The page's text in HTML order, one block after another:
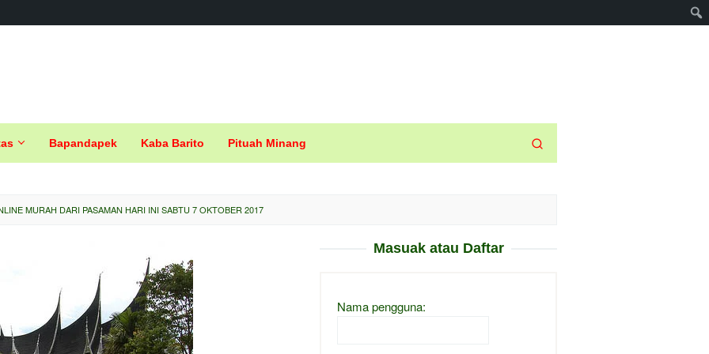
Bapandapek Kaba Barito Pituah Minang
MURAH DARI PASAMAN HARI INI SABTU 7 OKTOBER 2017
Masuak atau Daftar
Nama pengguna: